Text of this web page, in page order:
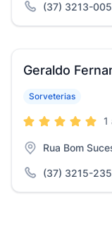
(37) 3213-
Geraldo
Sorveterias
1
Rua Bom
(37) 3215-